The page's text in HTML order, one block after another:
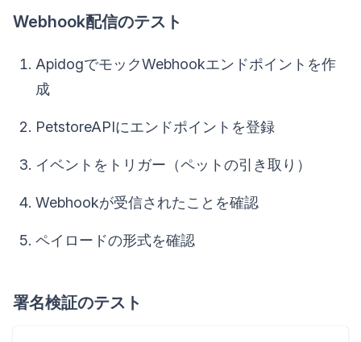
Webhook配信のテスト
ApidogでモックWebhookエンドポイントを作
成
PetstoreAPIにエンドポイントを登録
イベントをトリガー（ペットの引き取り）
Webhookが受信されたことを確認
ペイロードの形式を確認
署名検証のテスト